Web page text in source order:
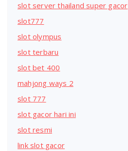
slot server thailand super gacor
slot777
slot olympus
slot terbaru
slot bet 400
mahjong ways 2
slot 777
slot gacor hari ini
slot resmi
link slot gacor